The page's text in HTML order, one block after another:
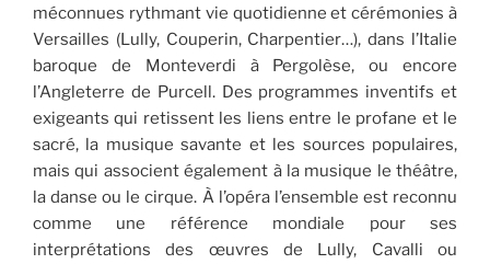
méconnues rythmant vie quotidienne et cérémonies à
Versailles (Lully, Couperin, Charpentier…), dans l’Italie
baroque de Monteverdi à Pergolèse, ou encore
l’Angleterre de Purcell. Des programmes inventifs et
exigeants qui retissent les liens entre le profane et le
sacré, la musique savante et les sources populaires,
mais qui associent également à la musique le théâtre,
la danse ou le cirque. À l’opéra l’ensemble est reconnu
comme une référence mondiale pour ses
interprétations des œuvres de Lully, Cavalli ou